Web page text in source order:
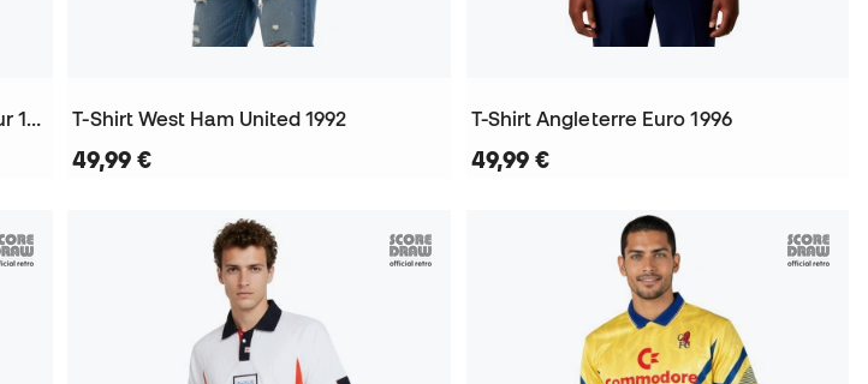
T-Shirt Extérieur Tottenham Hotspur 1994 Away T-Shirt West Ham United 1992
49,99 €
T-Shirt Angleterre Euro 1996
49,99 €